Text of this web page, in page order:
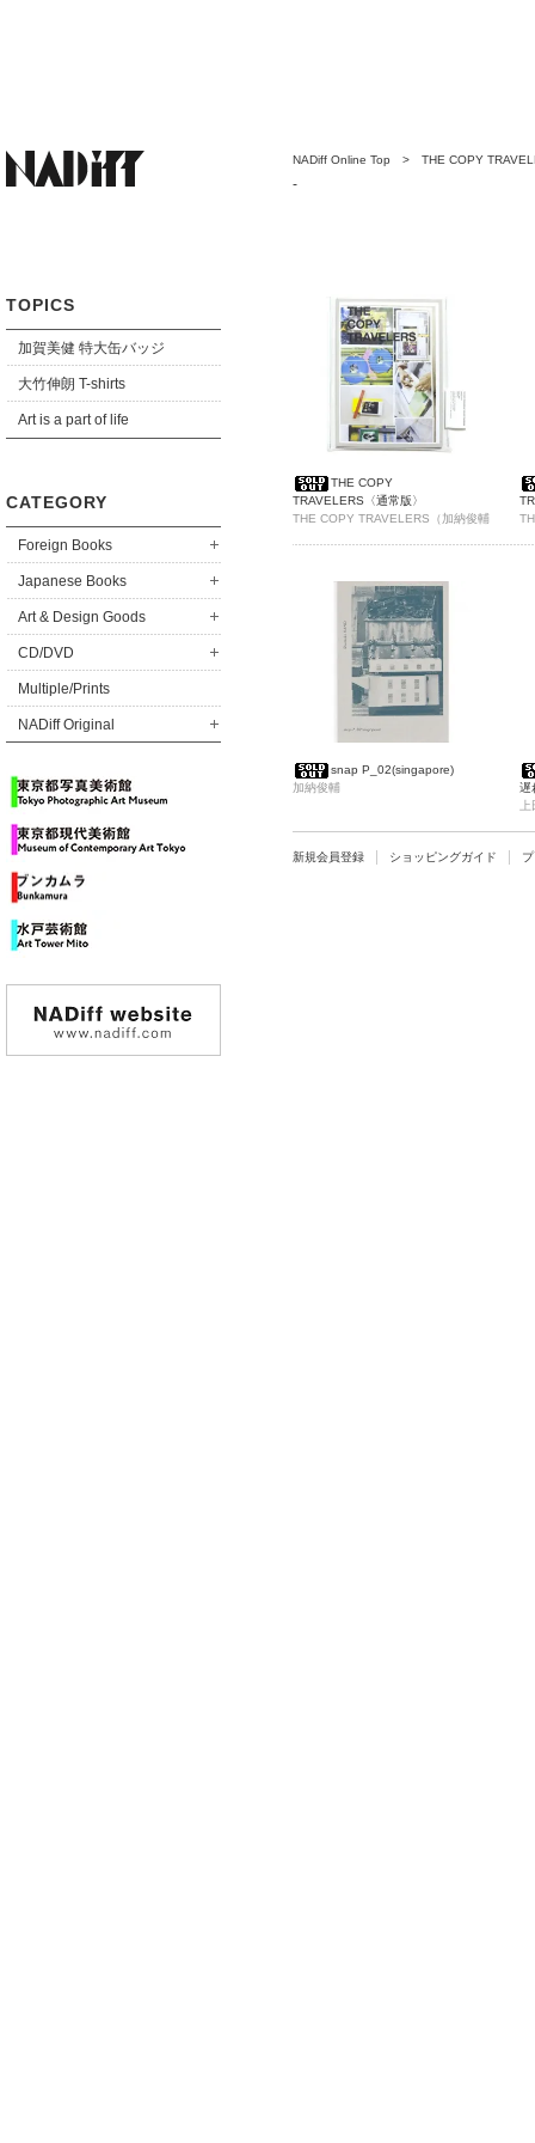
TOPICS
加賀美健 特大缶バッジ
大竹伸朗 T-shirts
Art is a part of life
CATEGORY
Foreign Books
Japanese Books
Art & Design Goods
CD/DVD
Multiple/Prints
NADiff Original
NADiff Online Top > THE COPY
-
THE COPY
TRAVELERS〈通常版〉
THE COPY TRAVELERS（加納俊輔
snap P_02(singapore)
加納俊輔
遅
新規会員登録 ショッピングガイド